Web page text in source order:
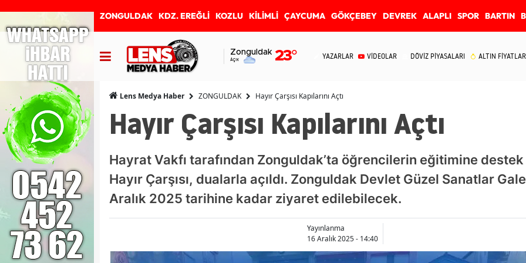
ZONGULDAK KDZ. EREĞLİ KOZLU KİLİMLİ ÇAYCUMA GÖKÇEBEY DEVREK ALAPLI SPOR BARTIN
Zonguldak
Açık 23° YAZARLAR VİDEOLAR DÖVİZ PİYASALARI ALTIN
Lens Medya Haber ZONGULDAK Hayır Çarşısı Kapılarını Açtı
Hayır Çarşısı Kapılarını Açtı
Hayrat Vakfı tarafından Zonguldak’ta öğrencilerin eğitimine
Hayır Çarşısı, dualarla açıldı. Zonguldak Devlet Güzel Sanatlar
Aralık 2025 tarihine kadar ziyaret edilebilecek.
Yayınlanma
16 Aralık 2025 - 14:40